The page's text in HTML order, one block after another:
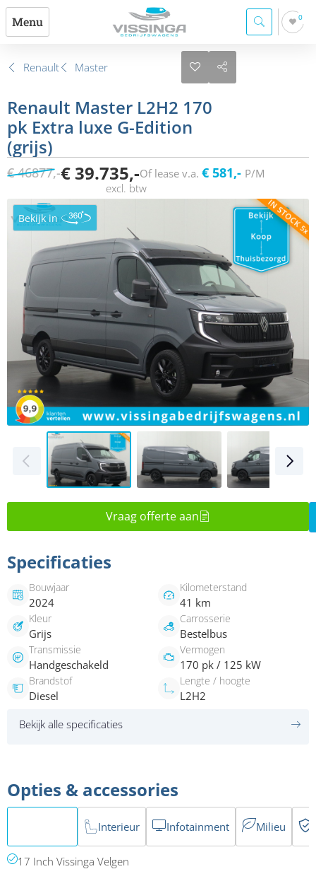
Menu 0
Renault Master
Renault Master L2H2 170
pk Extra luxe G-Edition
(grijs)
€ 46877,-€ 39.735,-Of lease v.a. € 581,- P/M
Bekijk in
Vraag offerte aan
Specificaties
Bouwjaar
2024
Kleur
Grijs
Transmissie
Handgeschakeld
Brandstof
Diesel
Kilometerstand
41 km
Carrosserie
Bestelbus
Vermogen
170 pk / 125 kW
Lengte / hoogte
L2H2
Bekijk alle specificaties
Opties & accessories
Interieur Infotainment Milieu
17 Inch Vissinga Velgen